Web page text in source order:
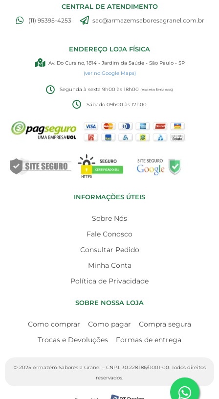
CENTRAL DE ATENDIMENTO
(11) 95395-4253 sac@armazemsaboresagranel.com.br
ENDEREÇO LOJA FÍSICA
Av. Do Cursino, 1814 - Jardim da Saúde - São Paulo - SP
(ver no Google Maps)
Segunda à sexta 9h00 às 18h00(exceto feriados)
Sábado 09h00 às 17h00
INFORMAÇÕES ÚTEIS
Sobre Nós
Fale Conosco
Consultar Pedido
Minha Conta
Política de Privacidade
SOBRE NOSSA LOJA
Como comprar Como pagar
Compra segura
Trocas e Devoluções
Formas de entrega
© 2025 Armazém Sabores a Granel – CNPJ: 30.228.186/0001-00. Todos direitos
reservados.